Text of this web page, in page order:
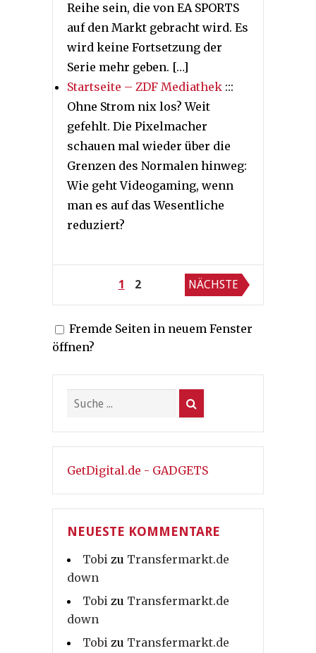
Reihe sein, die von EA SPORTS
auf den Markt gebracht wird. Es
wird keine Fortsetzung der
Serie mehr geben. […]
Startseite – ZDF Mediathek :::
Ohne Strom nix los? Weit
gefehlt. Die Pixelmacher
schauen mal wieder über die
Grenzen des Normalen hinweg:
Wie geht Videogaming, wenn
man es auf das Wesentliche
reduziert?
Seitennummerierung
der
Beiträge
1 2 NÄCHSTE
Fremde Seiten in neuem Fenster
öffnen?
GetDigital.de - GADGETS
NEUESTE KOMMENTARE
Tobi zu Transfermarkt.de
down
Tobi zu Transfermarkt.de
down
Tobi zu Transfermarkt.de